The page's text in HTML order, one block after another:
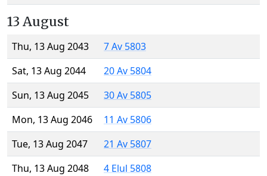
13 August
Thu, 13 Aug 2043
7 Av 5803
Sat, 13 Aug 2044
20 Av 5804
Sun, 13 Aug 2045
30 Av 5805
Mon, 13 Aug 2046
11 Av 5806
Tue, 13 Aug 2047
21 Av 5807
Thu, 13 Aug 2048
4 Elul 5808